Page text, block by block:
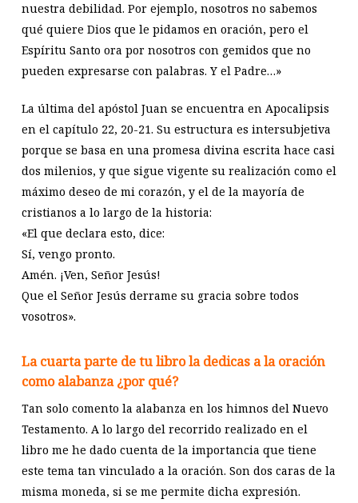
nuestra debilidad. Por ejemplo, nosotros no sabemos
qué quiere Dios que le pidamos en oración, pero el
Espíritu Santo ora por nosotros con gemidos que no
pueden expresarse con palabras. Y el Padre…»
La última del apóstol Juan se encuentra en Apocalipsis
en el capítulo 22, 20-21. Su estructura es intersubjetiva
porque se basa en una promesa divina escrita hace casi
dos milenios, y que sigue vigente su realización como el
máximo deseo de mi corazón, y el de la mayoría de
cristianos a lo largo de la historia:
«El que declara esto, dice:
Sí, vengo pronto.
Amén. ¡Ven, Señor Jesús!
Que el Señor Jesús derrame su gracia sobre todos
vosotros».
La cuarta parte de tu libro la dedicas a la oración
como alabanza ¿por qué?
Tan solo comento la alabanza en los himnos del Nuevo
Testamento. A lo largo del recorrido realizado en el
libro me he dado cuenta de la importancia que tiene
este tema tan vinculado a la oración. Son dos caras de la
misma moneda, si se me permite dicha expresión.